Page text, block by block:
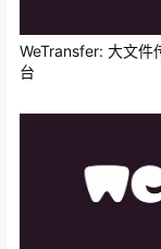
WeTransfer: 大文件
台